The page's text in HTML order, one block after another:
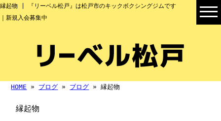
縁起物 | 『リーベル松戸』は松戸市のキックボクシングジムです
｜新規入会募集中
HOME » ブログ » ブログ » 縁起物
縁起物